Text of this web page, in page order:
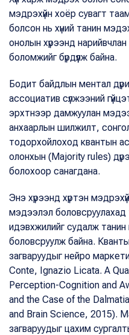
мэдрэхүйн хоёр сувагт
болсон нь хүний танин
онолын хүрээнд
боломжийг бүрдүүлж байна.
Бодит байдлын ментал
ассоциатив сүлжээний
эрхтнээр дамжуулан
анхаарлын шилжилт,
тодорхойлоход квантын
олонхын (Majority rules)
болохоор санагдана.
Энэ хүрээнд хүртэн
мэдээлэл
идэвхжилийг судалж танин
боловсруулж байна.
загваруудыг нейро
Conte, Ignazio Licata. A
Perception-Cognition and
and the Case of the
and Brain Science, 2015).
загваруудыг цахим